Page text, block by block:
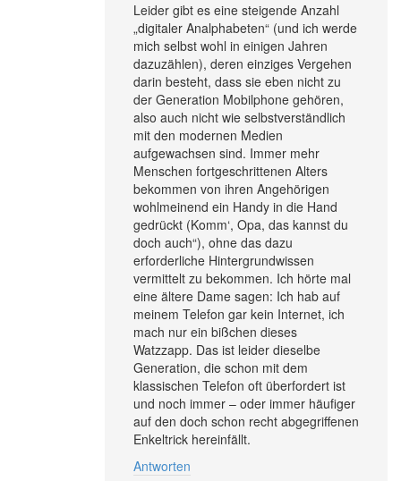
Leider gibt es eine steigende Anzahl
„digitaler Analphabeten“ (und ich werde
mich selbst wohl in einigen Jahren
dazuzählen), deren einziges Vergehen
darin besteht, dass sie eben nicht zu
der Generation Mobilphone gehören,
also auch nicht wie selbstverständlich
mit den modernen Medien
aufgewachsen sind. Immer mehr
Menschen fortgeschrittenen Alters
bekommen von ihren Angehörigen
wohlmeinend ein Handy in die Hand
gedrückt (Komm‘, Opa, das kannst du
doch auch“), ohne das dazu
erforderliche Hintergrundwissen
vermittelt zu bekommen. Ich hörte mal
eine ältere Dame sagen: Ich hab auf
meinem Telefon gar kein Internet, ich
mach nur ein bißchen dieses
Watzzapp. Das ist leider dieselbe
Generation, die schon mit dem
klassischen Telefon oft überfordert ist
und noch immer – oder immer häufiger
auf den doch schon recht abgegriffenen
Enkeltrick hereinfällt.
Antworten